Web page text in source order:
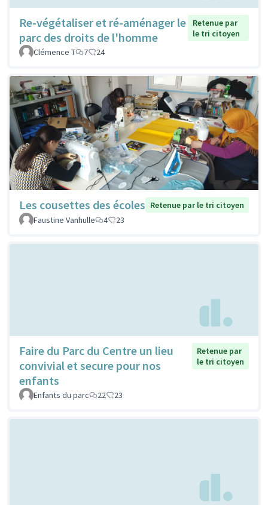
Re-végétaliser et ré-aménager le
parc des droits de l'homme
Retenue par
le tri citoyen
Clémence T
7 24
Les cousettes des écoles Retenue par le tri citoyen
Faustine Vanhulle
4 23
Faire du Parc du Centre un lieu
convivial et secure pour nos
enfants
Retenue par
le tri citoyen
Enfants du parc 22 23